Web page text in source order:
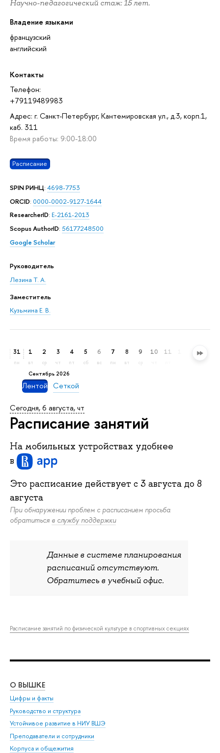
Научно-педагогический стаж: 15 лет.
Владение языками
французский
английский
Контакты
Телефон:
+79119489983
Адрес: г. Санкт-Петербург, Кантемировская ул., д.3, корп.1,
каб. 311
Время работы: 9:00-18:00
Расписание
SPIN РИНЦ: 4698-7753
ORCID: 0000-0002-9127-1644
ResearcherID: E-2161-2013
Scopus AuthorID: 56177248500
Google Scholar
Руководитель
Лезина Т. А.
Заместитель
Кузьмина Е. В.
31
пн
сентябрь 2026
1
вт
2
ср
3
чт
4
пт
5
сб
6
вс
7
пн
8
вт
9 10 11 13
Лентой Сеткой
Сегодня, 6 августа, чт
Расписание занятий
На мобильных устройствах удобнее
в
Это расписание действует c 3 августа до 8
августа
При обнаружении проблем с расписанием просьба
обратиться в службу поддержки
Данные в системе планирования
расписаний отсутствуют.
Обратитесь в учебный офис.
Расписание занятий по физической культуре в спортивных секциях
О ВЫШКЕ
Цифры и факты
Руководство и структура
Устойчивое развитие в НИУ ВШЭ
Преподаватели и сотрудники
Корпуса и общежития